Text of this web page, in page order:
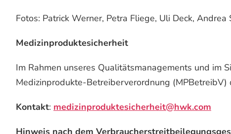
Fotos: Patrick Werner, Petra Fliege, Uli Deck,
Medizinproduktesicherheit
Im Rahmen unseres Qualitätsmanagements und im
Medizinprodukte-Betreiberverordnung
Kontakt: medizinproduktesicherheit@hwk.com
Hinweis nach dem